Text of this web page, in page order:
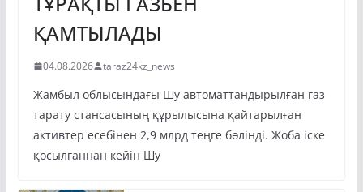
ҚАМТЫЛАДЫ
04.08.2026 taraz24kz_news
Жамбыл облысындағы Шу автоматтандырылған газ
тарату стансасының құрылысына қайтарылған
активтер есебінен 2,9 млрд теңге бөлінді. Жоба іске
қосылғаннан кейін Шу